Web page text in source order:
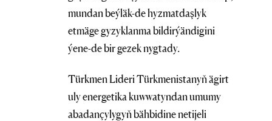
mundan beýläk-de hyzmatdaşlyk
etmäge gyzyklanma bildirýändigini
ýene-de bir gezek nygtady.
Türkmen Lideri Türkmenistanyň ägirt
uly energetika kuwwatyndan umumy
abadançylygyň bähbidine netijeli